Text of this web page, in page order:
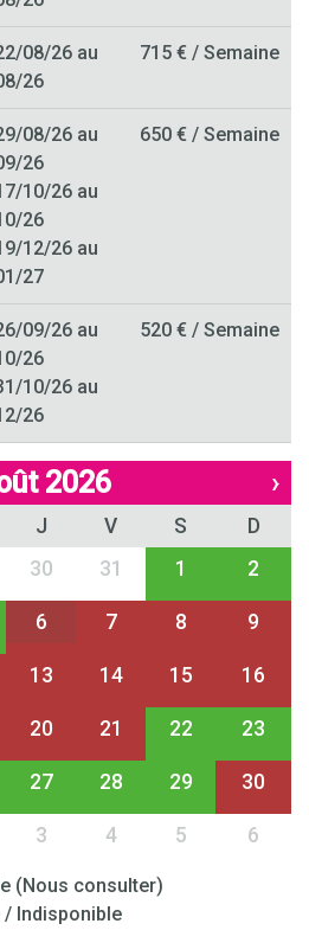
08/26 au
26
715 € / Semaine
08/26 au
26
10/26 au
26
12/26 au
27
650 € / Semaine
09/26 au
26
10/26 au
26
520 € / Semaine
2026 ›
J V S
D
30 31 1 2
6 7 8 9
13 14 15 16
20 21 22 23
27 28 29 30
3 4 5 6
(Nous consulter)
Indisponible